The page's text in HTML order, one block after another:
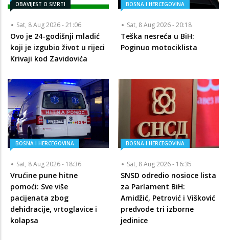
OBAVIJEST O SMRTI
Sat, 8 Aug 2026 - 21:06
Ovo je 24-godišnji mladić
koji je izgubio život u rijeci
Krivaji kod Zavidovića
BOSNA I HERCEGOVINA
Sat, 8 Aug 2026 - 20:18
Teška nesreća u BiH:
Poginuo motociklista
BOSNA I HERCEGOVINA
Sat, 8 Aug 2026 - 18:36
Vrućine pune hitne
pomoći: Sve više
pacijenata zbog
dehidracije, vrtoglavice i
kolapsa
BOSNA I HERCEGOVINA
Sat, 8 Aug 2026 - 16:35
SNSD odredio nosioce lista
za Parlament BiH:
Amidžić, Petrović i Višković
predvode tri izborne
jedinice